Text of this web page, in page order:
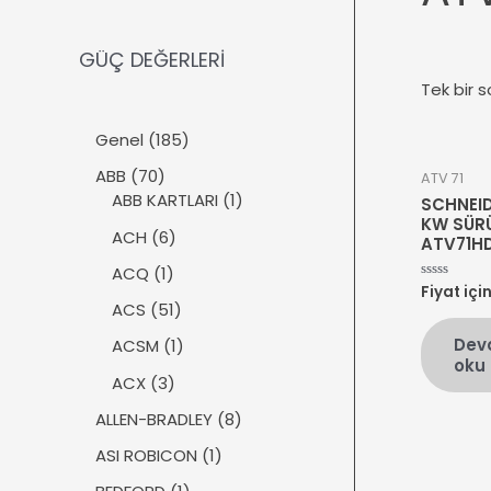
GÜÇ DEĞERLERİ
Genel 1851
ü
ABB 707
0
ü
r
ü
n
ABB KARTLARI 11
ACH 66
ü
r
ü
n
ACQ 11
ü
r
ü
ACS 515
1
ü
n
ACSM 11
ü
ACX 33
r
ü
n
ALLEN-BRADLEY 88
ASI ROBICON 11
Tek bir
ATV 71
KW
5
üzerinden
oy
aldı
Fiyat için
oku